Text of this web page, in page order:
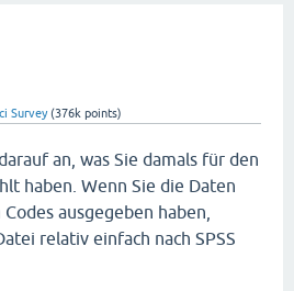
Survey (376k points)
an, was Sie damals für den
haben. Wenn Sie die Daten
ausgegeben haben,
relativ einfach nach SPSS